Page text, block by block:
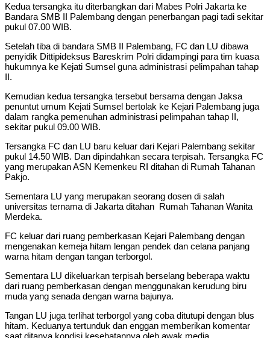
‎Kedua tersangka itu diterbangkan dari Mabes Polri Jakarta ke
Bandara SMB II Palembang dengan penerbangan pagi tadi sekitar
pukul 07.00 WIB.
Setelah tiba di bandara SMB II Palembang, FC dan LU dibawa
penyidik Dittipideksus Bareskrim Polri didampingi para tim kuasa
hukumnya ke Kejati Sumsel guna administrasi pelimpahan tahap
II.
‎Kemudian kedua tersangka tersebut bersama dengan Jaksa
penuntut umum Kejati Sumsel bertolak ke Kejari Palembang juga
dalam rangka pemenuhan administrasi pelimpahan tahap II,
sekitar pukul 09.00 WIB.
‎‎Tersangka FC dan LU baru keluar dari Kejari Palembang sekitar
pukul 14.50 WIB. Dan dipindahkan secara terpisah. ‎Tersangka FC
yang merupakan ASN Kemenkeu RI ditahan di Rumah Tahanan
Pakjo.
Sementara LU yang merupakan seorang dosen di salah
universitas ternama di Jakarta ditahan Rumah Tahanan Wanita
Merdeka.
‎FC keluar dari ruang pemberkasan Kejari Palembang dengan
mengenakan kemeja hitam lengan pendek dan celana panjang
warna hitam dengan tangan terborgol.
Sementara LU dikeluarkan terpisah berselang beberapa waktu
dari ruang pemberkasan dengan menggunakan kerudung biru
muda yang senada dengan warna bajunya.
‎Tangan LU juga terlihat terborgol yang coba ditutupi dengan blus
hitam. ‎Keduanya tertunduk dan enggan memberikan komentar
saat ditanya kondisi kesehatannya oleh awak media.